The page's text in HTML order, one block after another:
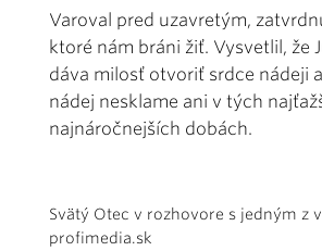
Varoval pred uzavretým,
ktoré nám bráni žiť. Vysvetlil, že
dáva milosť otvoriť srdce nádeji
nádej nesklame ani v tých
najnáročnejších dobách.
Svätý Otec v rozhovore s jedným z
profimedia.sk